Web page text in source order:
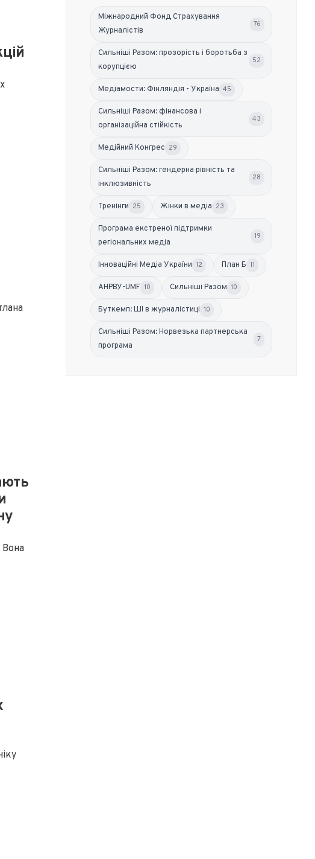
Вона
Міжнародний Фонд Страхування
Журналістів
76
Сильніші Разом: прозорість і боротьба з
корупцією
52
Медіамости: Фінляндія - Україна 45
Сильніші Разом: фінансова і
організаційна стійкість
43
Медійний Конгрес 29
Сильніші Разом: гендерна рівність та
інклюзивність
28
Тренінги 25 Жінки в медіа 23
Програма екстреної підтримки
регіональних медіа
19
Інноваційні Медіа України 12 План Б 11
АНРВУ-UMF 10 Сильніші Разом 10
Буткемп: ШІ в журналістиці 10
Сильніші Разом: Норвезька партнерська
програма
7